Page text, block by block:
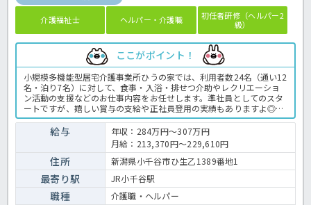
介護福祉士 ヘルパー・介護職
初任者研修（ヘルパー2
級）
ここがポイント！
小規模多機能型居宅介護事業所ひうの家では、利用者数24名（通い12
名・泊り7名）に対して、食事・入浴・排せつ介助やレクリエーショ
ン活動の支援などのお仕事内容をお任せします。準社員としてのスタ
ートですが、嬉しい賞与の支給や正社員登用の実績もありますよ◎年
間120日の豊富なお休みで、お身体をしっかりと休めながら働くこと
ができます！さらに！財形貯蓄制度や退職金共済などの福利厚生が手
厚いのも嬉しいですね！経験・資格不問のこちらの求人が気になった
方は、お気軽にほっ介護までお問い合わせください。小多機での介護
業務全般です。 ＜介護職 準社員 小多機の求人＞
給与
年収：284万円～307万円
月給：213,370円～229,610円
住所 新潟県小千谷市ひ生乙1389番地1
最寄り駅 JR小千谷駅
職種 介護職・ヘルパー